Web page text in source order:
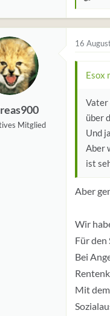
r
t
u
Mitglied
16
Esox
Vater
über
Und
Aber
ist
Aber
Wir
Für den
Bei
Mit